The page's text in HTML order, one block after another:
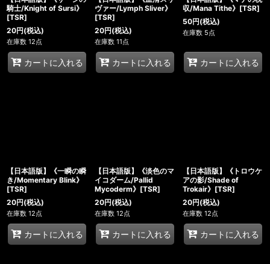
騎士/Knight of Sursi》
[TSR]
20円(税込)
在庫数 12点
カートに入れる
ヴァー/Lymph Sliver》
[TSR]
20円(税込)
在庫数 11点
カートに入れる
収/Mana Tithe》[TSR]
50円(税込)
在庫数 5点
カートに入れる
【日本語版】《一瞬の瞬
き/Momentary Blink》
[TSR]
20円(税込)
在庫数 12点
カートに入れる
【日本語版】《淡色のマ
イコダーム/Pallid
Mycoderm》[TSR]
20円(税込)
在庫数 12点
カートに入れる
【日本語版】《トロウケ
アの影/Shade of
Trokair》[TSR]
20円(税込)
在庫数 12点
カートに入れる